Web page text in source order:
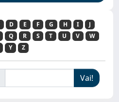
D E F G H I
J
Q R S T U V
W
Y Z